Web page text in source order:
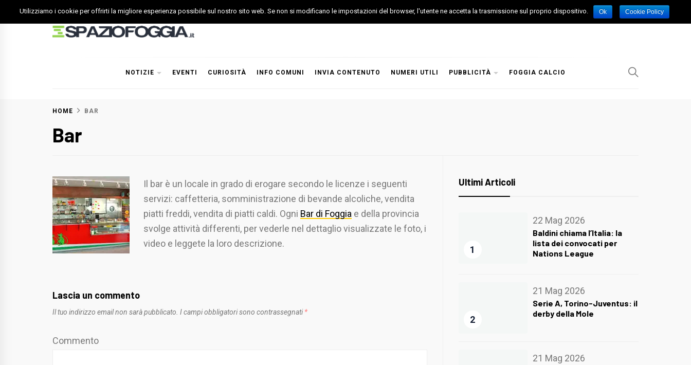
to
NOTIZIE EVENTI CURIOSITÀ INFO COMUNI INVIA CONTENUTO NUMERI UTILI PUBBLICITÀ FOGGIA CALCIO
HOME BAR
Bar
Il bar è un locale in grado di erogare secondo le licenze i seguenti
servizi: caffetteria, somministrazione di bevande alcoliche, vendita
piatti freddi, vendita di piatti caldi. Ogni Bar di Foggia e della provincia
svolge attività differenti, per vederle nel dettaglio visualizzate le foto, i
video e leggete la loro descrizione.
Lascia un commento
Il tuo indirizzo email non sarà pubblicato. I campi obbligatori sono contrassegnati *
Commento
Ultimi Articoli
1
22 Mag 2026
Baldini chiama l’Italia: la
lista dei convocati per
Nations League
2
21 Mag 2026
Serie A, Torino-Juventus: il
derby della Mole
21 Mag 2026
Utilizziamo i cookie per offrirti la migliore esperienza possibile sul nostro sito web. Se non si modificano le impostazioni del browser, l'utente ne accetta la trasmissione sul proprio dispositivo. Ok Cookie Policy